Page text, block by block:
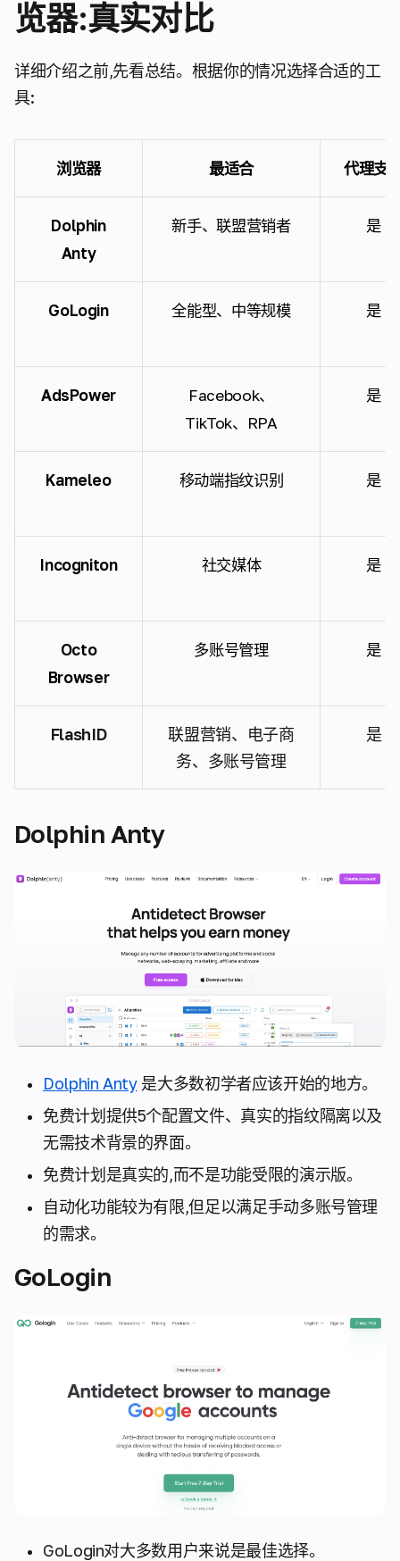
览器:真实对比
详细介绍之前,先看总结。根据你的情况选择合适的工
具:
浏览器 最适合 代理支
Dolphin
Anty
新手、联盟营销者 是
GoLogin 全能型、中等规模 是
AdsPower
Facebook、
TikTok、RPA
是
Kameleo 移动端指纹识别 是
Incogniton 社交媒体 是
Octo
Browser
多账号管理 是
FlashID
联盟营销、电子商
务、多账号管理
是
Dolphin Anty
Dolphin Anty是大多数初学者应该开始的地方。
免费计划提供5个配置文件、真实的指纹隔离以及
无需技术背景的界面。
免费计划是真实的,而不是功能受限的演示版。
自动化功能较为有限,但足以满足手动多账号管理
的需求。
GoLogin
GoLogin对大多数用户来说是最佳选择。